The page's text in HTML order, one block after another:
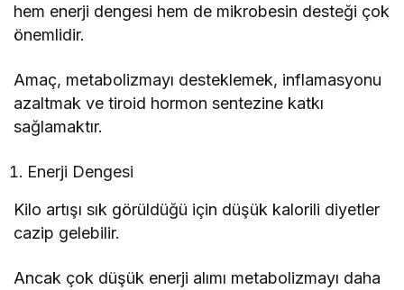
hem enerji dengesi hem de mikrobesin desteği çok
önemlidir.
Amaç, metabolizmayı desteklemek, inflamasyonu
azaltmak ve tiroid hormon sentezine katkı
sağlamaktır.
Enerji Dengesi
Kilo artışı sık görüldüğü için düşük kalorili diyetler
cazip gelebilir.
Ancak çok düşük enerji alımı metabolizmayı daha